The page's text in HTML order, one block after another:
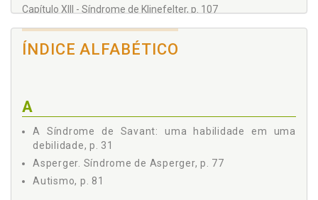
Capítulo XIII - Síndrome de Klinefelter, p. 107
Considerações Finais, p. 111
ÍNDICE ALFABÉTICO
A
A Síndrome de Savant: uma habilidade em uma
debilidade, p. 31
Asperger. Síndrome de Asperger, p. 77
Autismo, p. 81